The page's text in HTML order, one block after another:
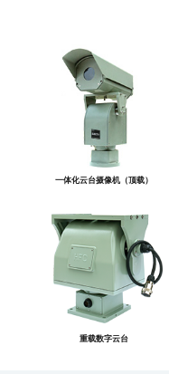
一体化云台摄像机（顶载）
重载数字云台